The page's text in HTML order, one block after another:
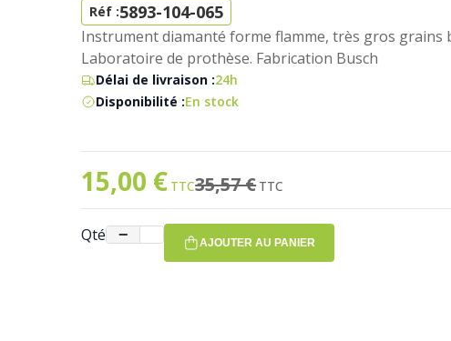
Réf :5893-104-065
Instrument diamanté forme flamme, très gros grains
Laboratoire de prothèse. Fabrication Busch
Délai de livraison :24h
Disponibilité :En stock
Prix spécial
15,00 € Ancien prix
35,57 €
Qté − +
AJOUTER AU PANIER